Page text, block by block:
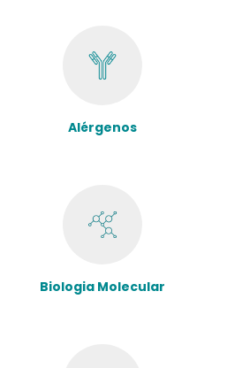
Alérgenos
Biologia Molecular